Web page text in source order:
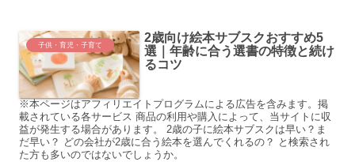
子供・育児・子育て
2歳向け絵本サブスクおすすめ5
選｜年齢に合う選書の特徴と続け
るコツ
※本ページはアフィリエイトプログラムによる広告を含みます。掲
載されている各サービス 商品の利用や購入によって、当サイトに収
益が発生する場合があります。 2歳の子に絵本サブスクは早い？ま
だ早い？ どの会社が2歳に合う絵本を選んでくれるの？ と検索され
た方も多いのではないでしょうか。